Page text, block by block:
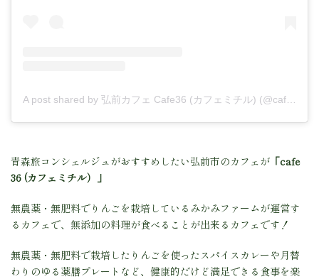
青森旅コンシェルジュがおすすめしたい弘前市のカフェが 「cafe
36 (カフェミチル）」
無農薬・無肥料でりんごを栽培しているみかみファームが運営す
るカフェで、無添加の料理が食べることが出来るカフェです！
無農薬・無肥料で栽培したりんごを使ったスパイスカレーや月替
わりのゆる薬膳プレートなど、健康的だけど満足できる食事を楽